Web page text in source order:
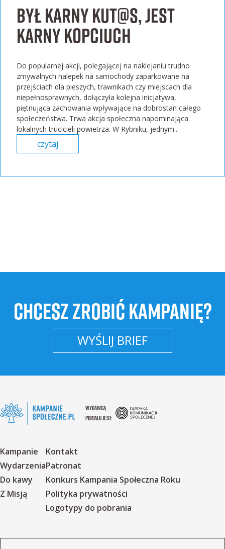
Był Karny Kut@s, jest
Karny Kopciuch
Do popularnej akcji, polegającej na naklejaniu trudno
zmywalnych nalepek na samochody zaparkowane na
przejściach dla pieszych, trawnikach czy miejscach dla
niepełnosprawnych, dołączyła kolejna inicjatywa,
piętnująca zachowania wpływające na dobrostan całego
społeczeństwa. Trwa akcja społeczna napominająca
lokalnych trucicieli powietrza. W Rybniku, jednym...
czytaj
CHCESZ ZROBIĆ KAMPANIĘ?
WYŚLIJ BRIEF
WYDAWCĄ
PORTALU JEST:
Kampanie
Wydarzenia
Do kawy
Z Misją
Kontakt
Patronat
Konkurs Kampania Społeczna Roku
Polityka prywatności
Logotypy do pobrania